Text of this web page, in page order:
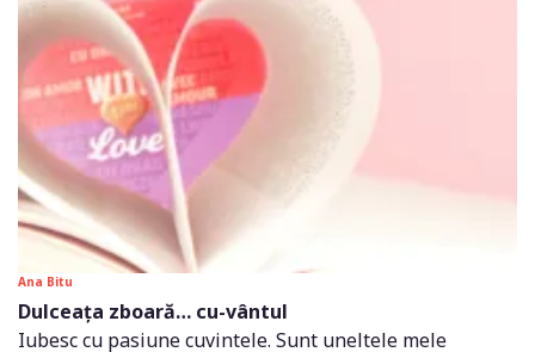
Ana Bitu
Dulceața zboară… cu-vântul
Iubesc cu pasiune cuvintele. Sunt uneltele mele